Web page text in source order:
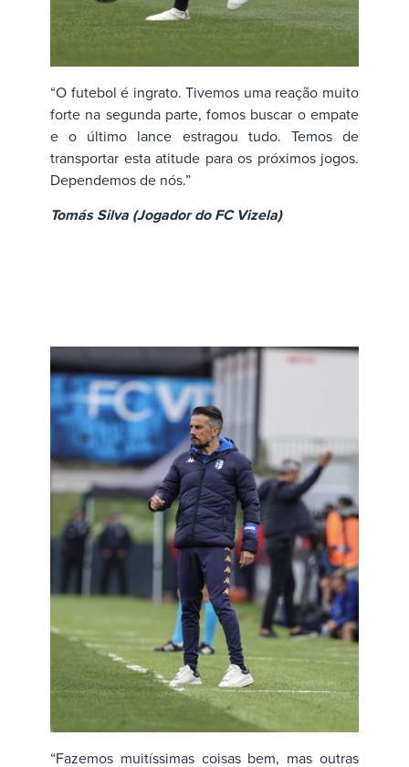
“O futebol é ingrato. Tivemos uma reação muito
forte na segunda parte, fomos buscar o empate
e o último lance estragou tudo. Temos de
transportar esta atitude para os próximos jogos.
Dependemos de nós.”
Tomás Silva (Jogador do FC Vizela)
“Fazemos muitíssimas coisas bem, mas outras